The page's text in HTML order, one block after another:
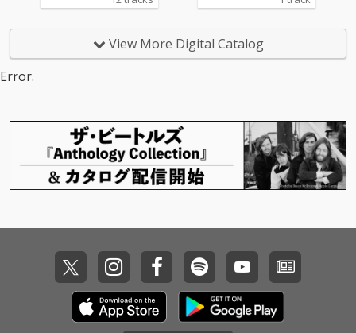
ティスト、doooo a.k.
OTHER FACTORY / Cre
ativeDrugStore）の約
Mummy-D、ポチョム
キン、Neibiss、Babi
ら多数のゲストが参
加！ 人肉アイテムをは
じめ、様々な作品を音
から国内外の人々を狂
喜のどん底に陥れてき
たアーティスト、dooo
o a.k.a. 宍戸マザファ
カ（MOTHER FACTORY
/ CreativeDrugStore）
がダンスホール／ダ
クスは、MaL a.k.a. Pri
mal Dub）した「4 sea
View More Digital Catalog
Error.